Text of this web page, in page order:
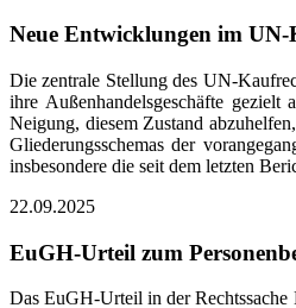
Neue Entwicklungen im
Die zentrale Stellung des UN-
ihre Außenhandelsgeschäfte
Neigung, diesem Zustand
Gliederungsschemas der
insbesondere die seit dem letzten
22.09.2025
EuGH-Urteil zum
Das EuGH-Urteil in der